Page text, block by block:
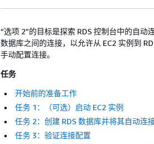
“选项 2”的目标是探索 RDS 控制台中的自动
数据库之间的连接，以允许从 EC2 实例到
手动配置连接。
任务
开始前的准备工作
任务 1：（可选）启动 EC2 实例
任务 2：创建 RDS 数据库并将其自动连
任务 3：验证连接配置